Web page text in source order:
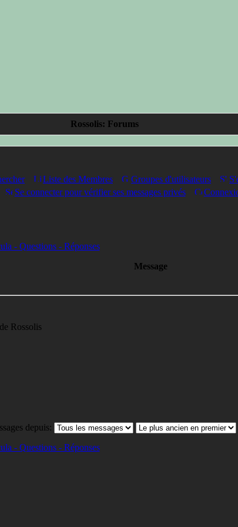
Rossolis: Forums
Liste des Membres Groupes d'utilisateurs
Se connecter pour vérifier ses messages privés
- Questions - Réponses
Message
Rossolis
depuis:
- Questions - Réponses